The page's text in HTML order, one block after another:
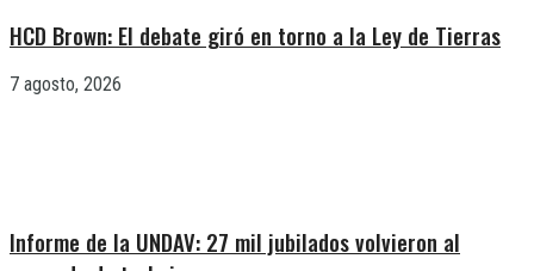
HCD Brown: El debate giró en torno a la Ley de Tierras
7 agosto, 2026
Informe de la UNDAV: 27 mil jubilados volvieron al